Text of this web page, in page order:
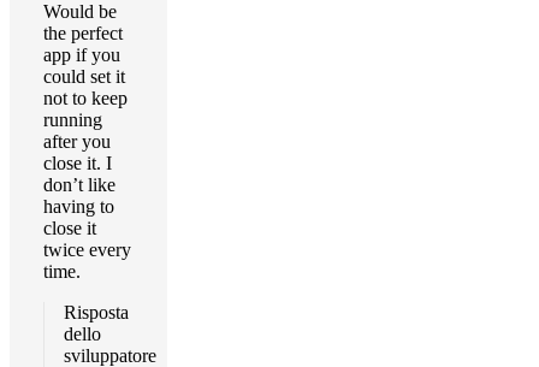
Would be
the perfect
app if you
could set it
not to keep
running
after you
close it. I
don’t like
having to
close it
twice every
time.
Risposta
dello
sviluppatore